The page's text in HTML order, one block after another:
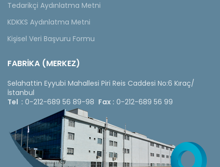
Tedarikçi Aydınlatma Metni
KDKKS Aydınlatma Metni
Kişisel Veri Başvuru Formu
FABRİKA (MERKEZ)
Selahattin Eyyubi Mahallesi Piri Reis Caddesi No:6 Kıraç/
İstanbul
Tel : 0-212-689 56 89-98 Fax : 0-212-689 56 99